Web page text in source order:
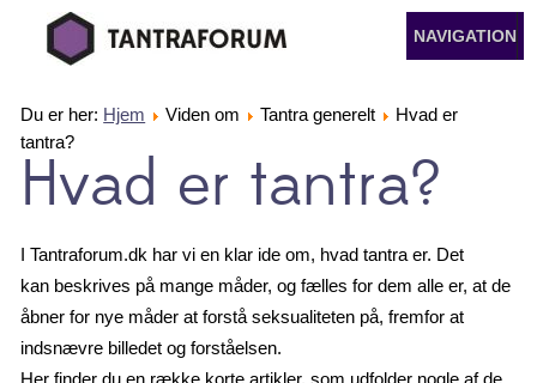
NAVIGATION
Du er her: Hjem Viden om Tantra generelt
Hvad er
tantra?
Hvad er tantra?
I Tantraforum.dk har vi en klar ide om, hvad tantra er. Det
kan beskrives på mange måder, og fælles for dem alle er, at de
åbner for nye måder at forstå seksualiteten på, fremfor at
indsnævre billedet og forståelsen.
Her finder du en række korte artikler, som udfolder nogle af de